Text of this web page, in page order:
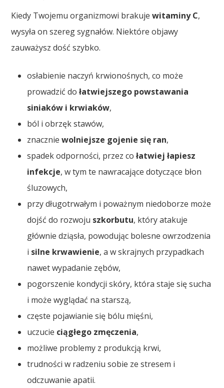
Kiedy Twojemu organizmowi brakujewitaminy C,
wysyła on szereg sygnałów. Niektóre objawy
zauważysz dość szybko.
osłabienie naczyń krwionośnych, co może
prowadzić dołatwiejszego powstawania
siniaków i krwiaków,
ból i obrzęk stawów,
znaczniewolniejsze gojenie się ran,
spadek odporności, przez cołatwiej łapiesz
infekcje, w tym te nawracające dotyczące błon
śluzowych,
przy długotrwałym i poważnym niedoborze może
dojść do rozwoju szkorbutu, który atakuje
głównie dziąsła, powodując bolesne owrzodzenia
i silne krwawienie, a w skrajnych przypadkach
nawet wypadanie zębów,
pogorszenie kondycji skóry, która staje się sucha
i może wyglądać na starszą,
częste pojawianie się bólu mięśni,
uczucie ciągłego zmęczenia,
możliwe problemy z produkcją krwi,
trudności w radzeniu sobie ze stresem i
odczuwanie apatii.